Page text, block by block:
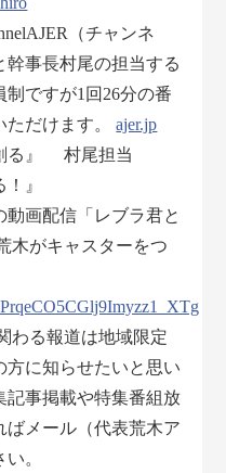
（チャンネ
事長村尾の担当する
ですが1回26分の番
ただけます。ajer.jp
る』 村尾担当
』
画配信「レブラ君と
木がキャスターをつ
る報道は地域限定
方に知らせたいと思い
記事掲載や特集番組放
ばメール（代表荒木ア
。